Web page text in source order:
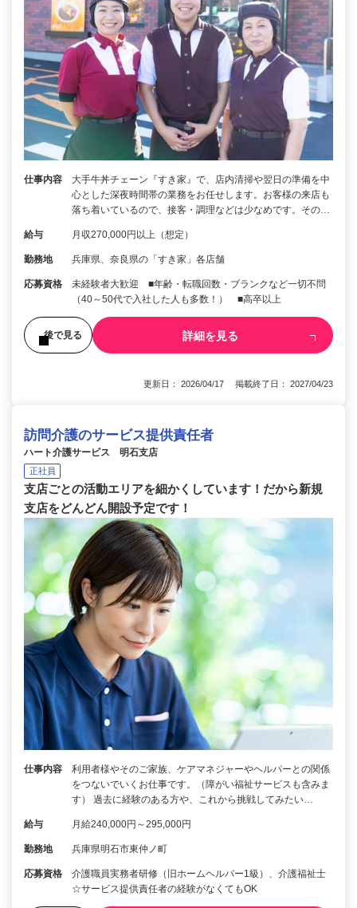
仕事内容
大手牛丼チェーン『すき家』で、店内清掃や翌日の準備を中
心とした深夜時間帯の業務をお任せします。お客様の来店も
落ち着いているので、接客・調理などは少なめです。その…
給与 月収270,000円以上（想定）
勤務地 兵庫県、奈良県の「すき家」各店舗
応募資格
未経験者大歓迎 ■年齢・転職回数・ブランクなど一切不問
（40～50代で入社した人も多数！） ■高卒以上
後で見る 詳細を見る
更新日： 2026/04/17 掲載終了日： 2027/04/23
訪問介護のサービス提供責任者
ハート介護サービス 明石支店
正社員
支店ごとの活動エリアを細かくしています！だから新規
支店をどんどん開設予定です！
仕事内容
利用者様やそのご家族、ケアマネジャーやヘルパーとの関係
をつないでいくお仕事です。（障がい福祉サービスも含みま
す） 過去に経験のある方や、これから挑戦してみたい…
給与 月給240,000円～295,000円
勤務地 兵庫県明石市東仲ノ町
応募資格
介護職員実務者研修（旧ホームヘルパー1級）、介護福祉士
☆サービス提供責任者の経験がなくてもOK